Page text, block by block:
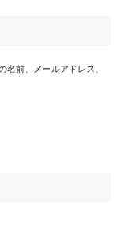
前、メールアドレス、